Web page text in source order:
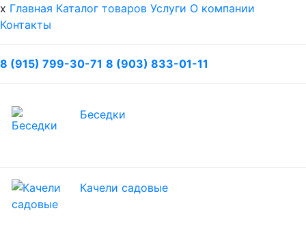
x Главная Каталог товаров Услуги О компании
Контакты
8 (915) 799-30-71 8 (903) 833-01-11
Беседки
Качели садовые